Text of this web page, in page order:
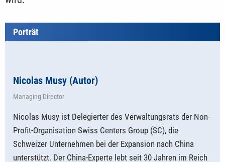
Porträt
Nicolas Musy (Autor)
Managing Director
Nicolas Musy ist Delegierter des Verwaltungsrats der Non-
Profit-Organisation Swiss Centers Group (SC), die
Schweizer Unternehmen bei der Expansion nach China
unterstützt. Der China-Experte lebt seit 30 Jahren im Reich